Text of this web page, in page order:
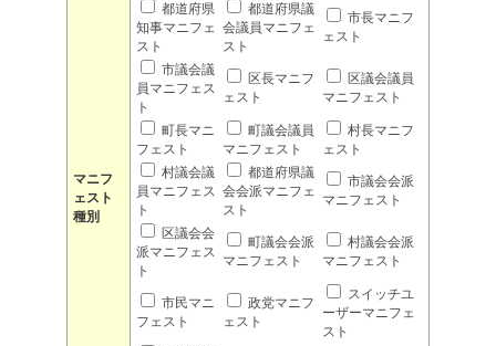
マニフ
ェスト
種別
都道府県
知事マニフェ
スト
都道府県議
会議員マニフェ
スト
市長マニフ
ェスト
市議会議
員マニフェス
ト
区長マニフ
ェスト
区議会議員
マニフェスト
町長マニ
フェスト
町議会議員
マニフェスト
村長マニフ
ェスト
村議会議
員マニフェス
ト
都道府県議
会会派マニフェ
スト
市議会会派
マニフェスト
区議会会
派マニフェス
ト
町議会会派
マニフェスト
村議会会派
マニフェスト
市民マニ
フェスト
政党マニフ
ェスト
スイッチユ
ーザーマニフェ
スト